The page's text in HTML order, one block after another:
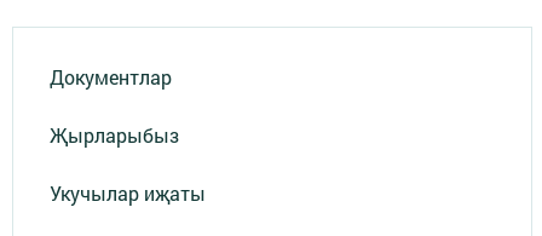
Документлар
Җырларыбыз
Укучылар иҗаты